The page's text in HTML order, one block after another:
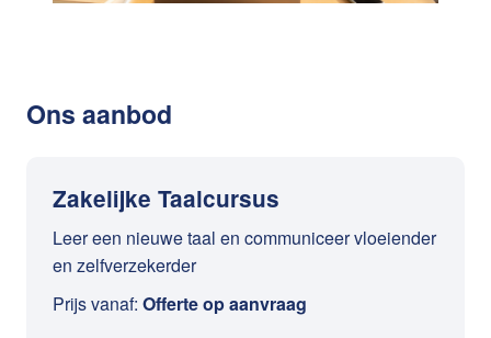
Ons aanbod
Zakelijke Taalcursus
Leer een nieuwe taal en communiceer vloeiender
en zelfverzekerder
Prijs vanaf: Offerte op aanvraag